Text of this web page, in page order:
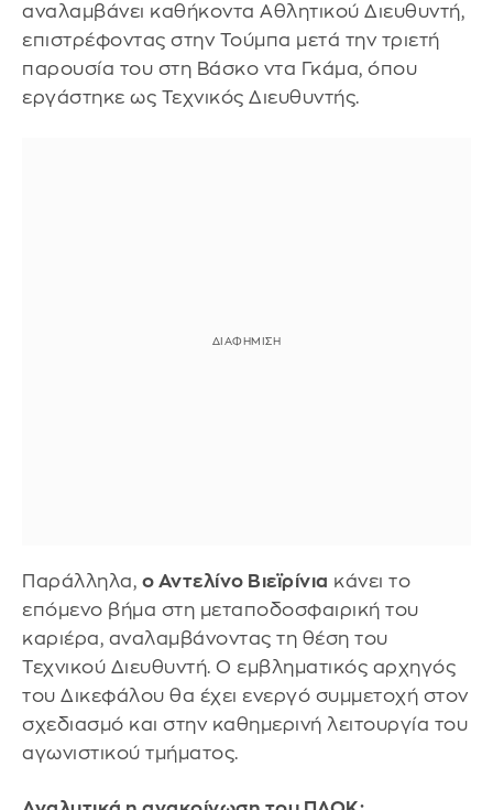
αναλαμβάνει καθήκοντα Αθλητικού Διευθυντή,
επιστρέφοντας στην Τούμπα μετά την τριετή
παρουσία του στη Βάσκο ντα Γκάμα, όπου
εργάστηκε ως Τεχνικός Διευθυντής.
Παράλληλα, ο Αντελίνο Βιεϊρίνια κάνει το
επόμενο βήμα στη μεταποδοσφαιρική του
καριέρα, αναλαμβάνοντας τη θέση του
Τεχνικού Διευθυντή. Ο εμβληματικός αρχηγός
του Δικεφάλου θα έχει ενεργό συμμετοχή στον
σχεδιασμό και στην καθημερινή λειτουργία του
αγωνιστικού τμήματος.